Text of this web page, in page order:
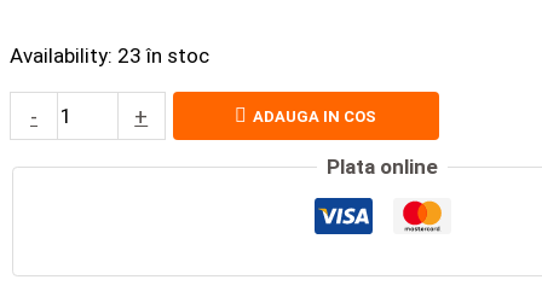
Availability: 23 în stoc
- + ADAUGA IN COS
Plata online